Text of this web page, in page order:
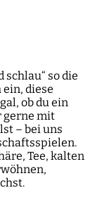
schlau“ so die
diese
ob du ein
gerne mit
– bei uns
Tee, kalten